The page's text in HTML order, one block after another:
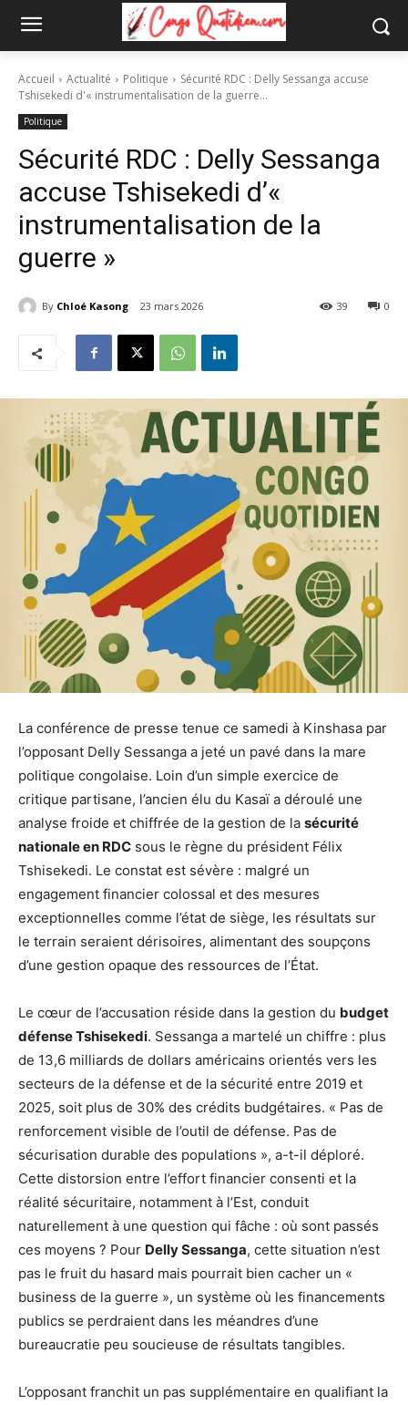
Accueil Actualité Politique
Sécurité RDC : Delly Sessanga accuse
Tshisekedi d'« instrumentalisation de la guerre...
Politique
Sécurité RDC : Delly Sessanga
accuse Tshisekedi d’«
instrumentalisation de la
guerre »
By Chloé Kasong 23 mars 2026 0
39
La conférence de presse tenue ce samedi à Kinshasa par
l’opposant Delly Sessanga a jeté un pavé dans la mare
politique congolaise. Loin d’un simple exercice de
critique partisane, l’ancien élu du Kasaï a déroulé une
analyse froide et chiffrée de la gestion de la sécurité
nationale en RDC sous le règne du président Félix
Tshisekedi. Le constat est sévère : malgré un
engagement financier colossal et des mesures
exceptionnelles comme l’état de siège, les résultats sur
le terrain seraient dérisoires, alimentant des soupçons
d’une gestion opaque des ressources de l’État.
Le cœur de l’accusation réside dans la gestion du budget
défense Tshisekedi. Sessanga a martelé un chiffre : plus
de 13,6 milliards de dollars américains orientés vers les
secteurs de la défense et de la sécurité entre 2019 et
2025, soit plus de 30% des crédits budgétaires. « Pas de
renforcement visible de l’outil de défense. Pas de
sécurisation durable des populations », a-t-il déploré.
Cette distorsion entre l’effort financier consenti et la
réalité sécuritaire, notamment à l’Est, conduit
naturellement à une question qui fâche : où sont passés
ces moyens ? Pour Delly Sessanga, cette situation n’est
pas le fruit du hasard mais pourrait bien cacher un «
business de la guerre », un système où les financements
publics se perdraient dans les méandres d’une
bureaucratie peu soucieuse de résultats tangibles.
L’opposant franchit un pas supplémentaire en qualifiant la